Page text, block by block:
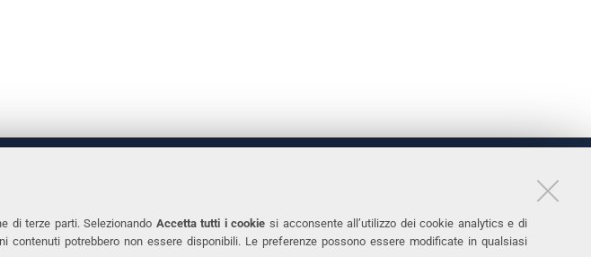
di terze parti. Selezionando Accetta tutti i cookie si acconsente all’utilizzo dei cookie analytics e di
potrebbero non essere disponibili. Le preferenze possono essere modificate in qualsiasi
Tel. +39 0532 293111
Fax. +39 0532 293031
Accessibilità
Protezione dati personali